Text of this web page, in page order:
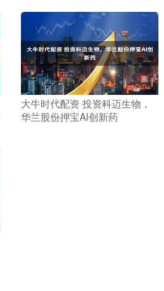
大牛时代配资 投资科迈生物，
华兰股份押宝AI创新药